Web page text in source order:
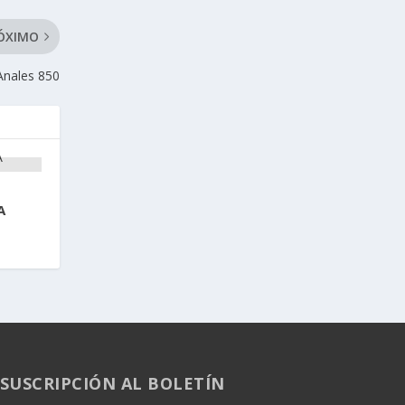
850
SUSCRIPCIÓN AL BOLETÍN